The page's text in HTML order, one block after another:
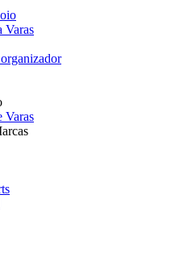
Varas
Varas